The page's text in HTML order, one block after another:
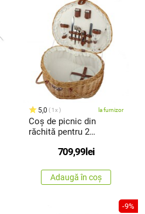
5,0 1x la furnizor
Coș de picnic din
răchită pentru 2
709,99 lei
Adaugă în coș
-9%